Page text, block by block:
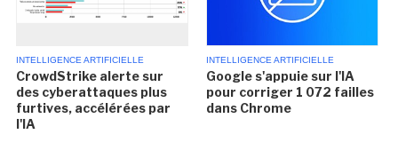
INTELLIGENCE ARTIFICIELLE
CrowdStrike alerte sur
des cyberattaques plus
furtives, accélérées par
l'IA
INTELLIGENCE ARTIFICIELLE
Google s'appuie sur l'IA
pour corriger 1 072 failles
dans Chrome